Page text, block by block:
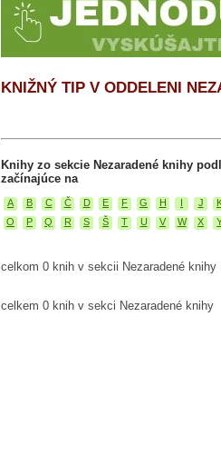
KNIŽNÝ TIP V ODDELENI
Knihy zo sekcie Nezaradené knihy
začínajúce na
A B C Č D E F G H I J
O
P Q R S Š T U V W X
celkom 0 knih v sekcii Nezaradené knihy
celkem 0 knih v sekci Nezaradené knihy